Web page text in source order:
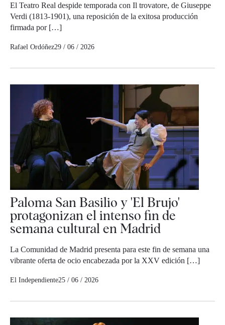
El Teatro Real despide temporada con Il trovatore, de Giuseppe
Verdi (1813-1901), una reposición de la exitosa producción
firmada por […]
Rafael Ordóñez29 / 06 / 2026
Paloma San Basilio y 'El Brujo'
protagonizan el intenso fin de
semana cultural en Madrid
La Comunidad de Madrid presenta para este fin de semana una
vibrante oferta de ocio encabezada por la XXV edición […]
El Independiente25 / 06 / 2026